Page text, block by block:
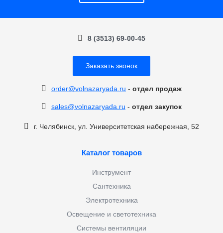
8 (3513) 69-00-45
Заказать звонок
order@volnazaryada.ru - отдел продаж
sales@volnazaryada.ru - отдел закупок
г. Челябинск, ул. Университетская набережная, 52
Каталог товаров
Инструмент
Сантехника
Электротехника
Освещение и светотехника
Системы вентиляции